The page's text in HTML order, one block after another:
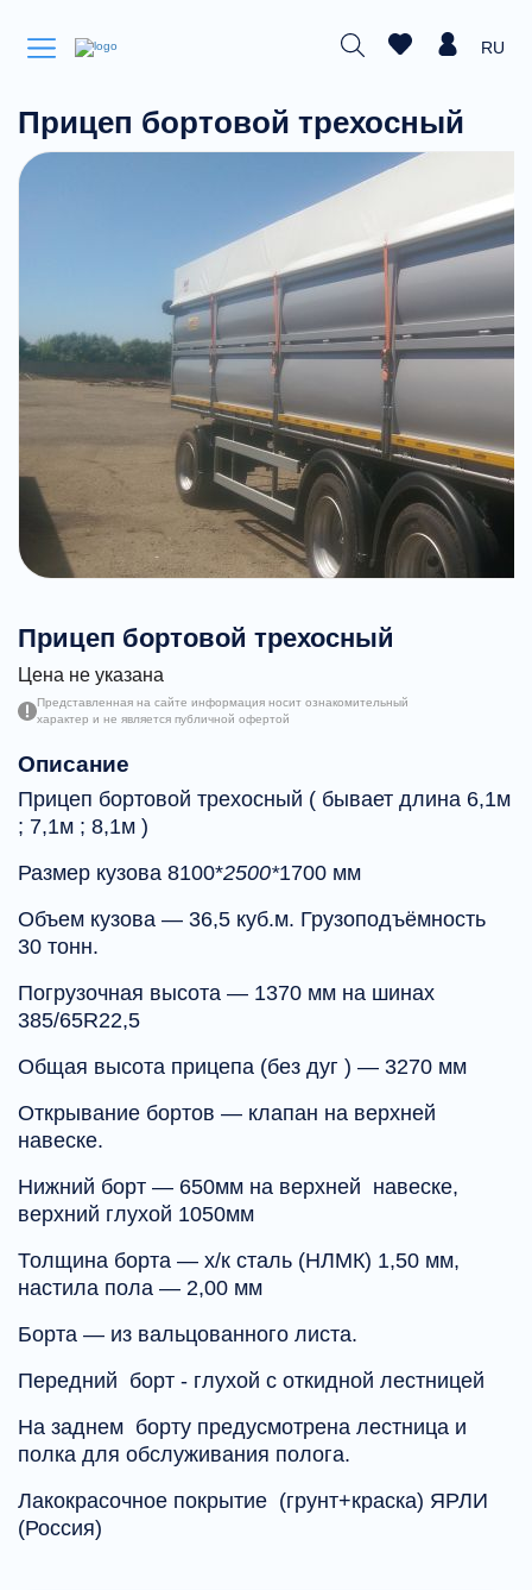
RU
Прицеп бортовой трехосный
Прицеп бортовой трехосный
Цена не указана
Представленная на сайте информация носит ознакомительный
характер и не является публичной офертой
Описание
Прицеп бортовой трехосный ( бывает длина 6,1м
; 7,1м ; 8,1м )
Размер кузова 8100*2500*1700 мм
Объем кузова — 36,5 куб.м. Грузоподъёмность
30 тонн.
Погрузочная высота — 1370 мм на шинах
385/65R22,5
Общая высота прицепа (без дуг ) — 3270 мм
Открывание бортов — клапан на верхней
навеске.
Нижний борт — 650мм на верхней навеске,
верхний глухой 1050мм
Толщина борта — х/к сталь (НЛМК) 1,50 мм,
настила пола — 2,00 мм
Борта — из вальцованного листа.
Передний борт - глухой с откидной лестницей
На заднем борту предусмотрена лестница и
полка для обслуживания полога.
Лакокрасочное покрытие (грунт+краска) ЯРЛИ
(Россия)